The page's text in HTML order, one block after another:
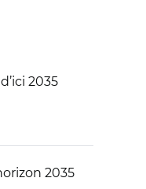
2035
2035